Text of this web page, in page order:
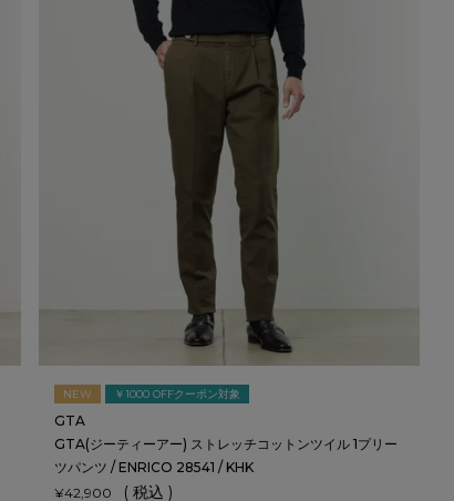
NEW ￥1000 OFFクーポン対象
GTA
GTA(ジーティーアー) ストレッチコットンツイル 1プリー
ツパンツ / ENRICO 28541 / KHK
¥42,900 税込